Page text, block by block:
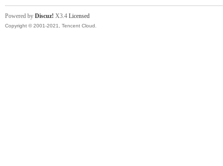
Powered by Discuz! X3.4 Licensed
Copyright © 2001-2021, Tencent Cloud.